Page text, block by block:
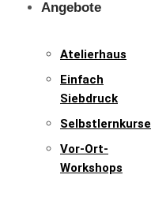
Angebote
Atelierhaus
Einfach
Siebdruck
Selbstlernkurse
Vor-Ort-
Workshops